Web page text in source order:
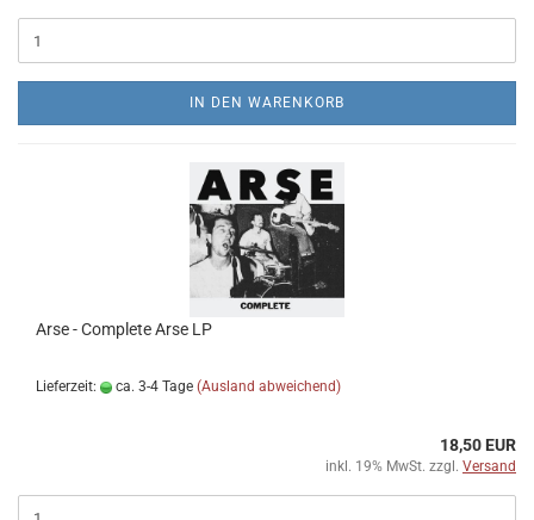
IN DEN WARENKORB
Arse - Complete Arse LP
Lieferzeit: ca. 3-4 Tage (Ausland abweichend)
18,50 EUR
inkl. 19% MwSt. zzgl. Versand